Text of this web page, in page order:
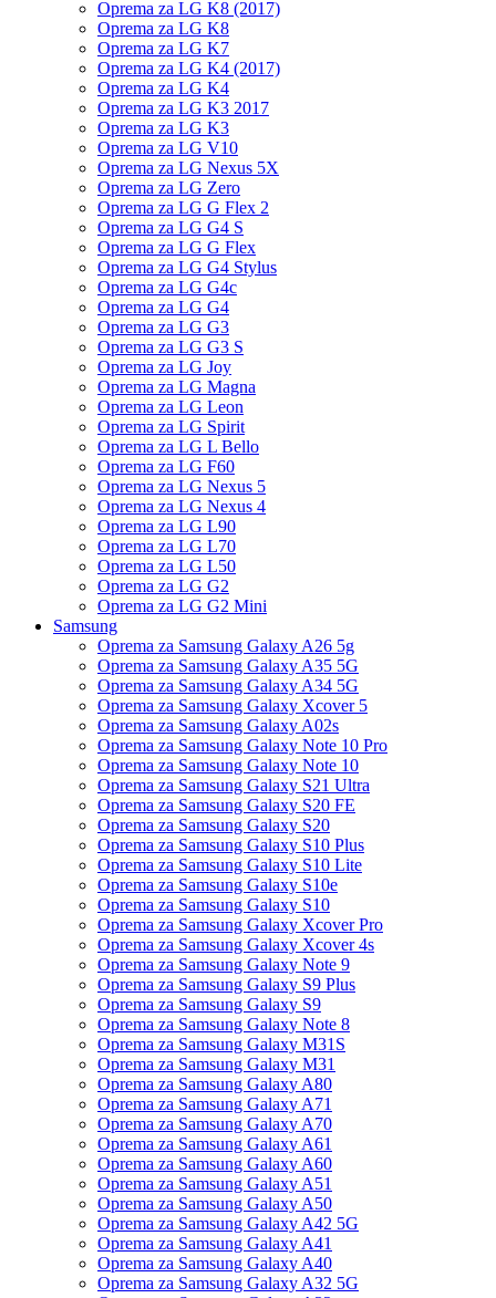
Oprema za LG K8 (2017)
Oprema za LG K8
Oprema za LG K7
Oprema za LG K4 (2017)
Oprema za LG K4
Oprema za LG K3 2017
Oprema za LG K3
Oprema za LG V10
Oprema za LG Nexus 5X
Oprema za LG Zero
Oprema za LG G Flex 2
Oprema za LG G4 S
Oprema za LG G Flex
Oprema za LG G4 Stylus
Oprema za LG G4c
Oprema za LG G4
Oprema za LG G3
Oprema za LG G3 S
Oprema za LG Joy
Oprema za LG Magna
Oprema za LG Leon
Oprema za LG Spirit
Oprema za LG L Bello
Oprema za LG F60
Oprema za LG Nexus 5
Oprema za LG Nexus 4
Oprema za LG L90
Oprema za LG L70
Oprema za LG L50
Oprema za LG G2
Oprema za LG G2 Mini
Samsung
Oprema za Samsung Galaxy A26 5g
Oprema za Samsung Galaxy A35 5G
Oprema za Samsung Galaxy A34 5G
Oprema za Samsung Galaxy Xcover 5
Oprema za Samsung Galaxy A02s
Oprema za Samsung Galaxy Note 10 Pro
Oprema za Samsung Galaxy Note 10
Oprema za Samsung Galaxy S21 Ultra
Oprema za Samsung Galaxy S20 FE
Oprema za Samsung Galaxy S20
Oprema za Samsung Galaxy S10 Plus
Oprema za Samsung Galaxy S10 Lite
Oprema za Samsung Galaxy S10e
Oprema za Samsung Galaxy S10
Oprema za Samsung Galaxy Xcover Pro
Oprema za Samsung Galaxy Xcover 4s
Oprema za Samsung Galaxy Note 9
Oprema za Samsung Galaxy S9 Plus
Oprema za Samsung Galaxy S9
Oprema za Samsung Galaxy Note 8
Oprema za Samsung Galaxy M31S
Oprema za Samsung Galaxy M31
Oprema za Samsung Galaxy A80
Oprema za Samsung Galaxy A71
Oprema za Samsung Galaxy A70
Oprema za Samsung Galaxy A61
Oprema za Samsung Galaxy A60
Oprema za Samsung Galaxy A51
Oprema za Samsung Galaxy A50
Oprema za Samsung Galaxy A42 5G
Oprema za Samsung Galaxy A41
Oprema za Samsung Galaxy A40
Oprema za Samsung Galaxy A32 5G